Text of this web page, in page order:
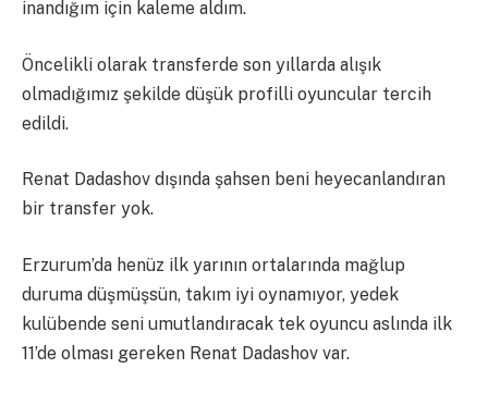
inandığım için kaleme aldım.
Öncelikli olarak transferde son yıllarda alışık
olmadığımız şekilde düşük profilli oyuncular tercih
edildi.
Renat Dadashov dışında şahsen beni heyecanlandıran
bir transfer yok.
Erzurum’da henüz ilk yarının ortalarında mağlup
duruma düşmüşsün, takım iyi oynamıyor, yedek
kulübende seni umutlandıracak tek oyuncu aslında ilk
11’de olması gereken Renat Dadashov var.